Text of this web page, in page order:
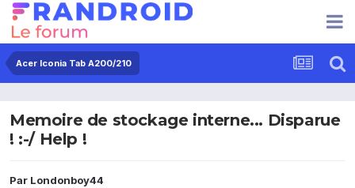
Acer Iconia Tab A200/210
Memoire de stockage interne... Disparue
! :-/ Help !
Par Londonboy44